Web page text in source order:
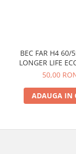
BEC FAR H4 60/
LONGER LIFE
PHILIPS
50,00
ADAUGA IN